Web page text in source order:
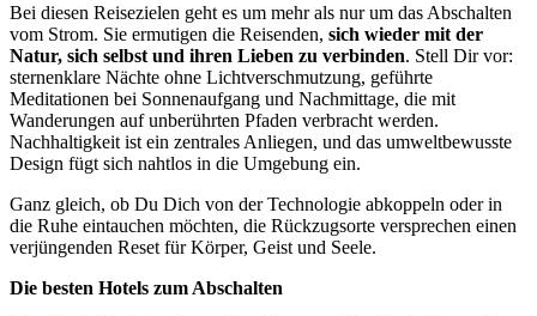
Bei diesen Reisezielen geht es um mehr als nur um das Abschalten
vom Strom. Sie ermutigen die Reisenden, sich wieder mit der
Natur, sich selbst und ihren Lieben zu verbinden. Stell Dir vor:
sternenklare Nächte ohne Lichtverschmutzung, geführte
Meditationen bei Sonnenaufgang und Nachmittage, die mit
Wanderungen auf unberührten Pfaden verbracht werden.
Nachhaltigkeit ist ein zentrales Anliegen, und das umweltbewusste
Design fügt sich nahtlos in die Umgebung ein.
Ganz gleich, ob Du Dich von der Technologie abkoppeln oder in
die Ruhe eintauchen möchten, die Rückzugsorte versprechen einen
verjüngenden Reset für Körper, Geist und Seele.
Die besten Hotels zum Abschalten